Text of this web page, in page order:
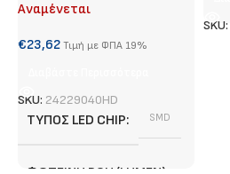
Αναμένεται
€23,62 Τιμή με ΦΠΑ 19%
SKU: 24229040HD
ΤΎΠΟΣ LED CHIP SMD
SKU: